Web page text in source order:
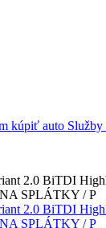
kúpiť auto Služby